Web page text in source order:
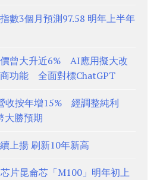
數3個月預測97.58 明年上半年
曾大升近6% AI應用擬大改
功能 全面對標ChatGPT
收按年增15% 經調整純利
大勝預期
上揚 刷新10年新高
片昆侖芯「M100」明年初上